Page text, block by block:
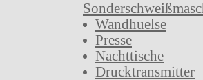
Wandhuelse
Presse
Nachttische
Drucktransmitter